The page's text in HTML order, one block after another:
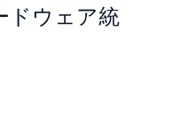
ドウェア統